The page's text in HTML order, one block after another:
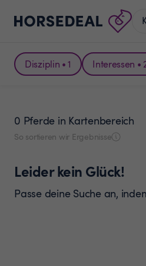
Disziplin • 1 Interessen •
0 Pferde in Kartenbereich
So sortieren wir Ergebnisse
Leider kein Glück!
Passe deine Suche an,